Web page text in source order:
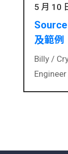
5 月 10
及範例
Billy /
Engineer